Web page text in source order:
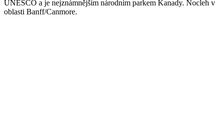
UNESCO a je nejznámnějším národním parkem Kanady. Nocleh v
oblasti Banff/Canmore.